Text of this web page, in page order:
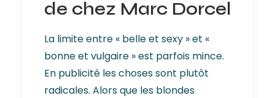
de chez Marc Dorcel
La limite entre « belle et sexy » et «
bonne et vulgaire » est parfois mince.
En publicité les choses sont plutôt
radicales. Alors que les blondes